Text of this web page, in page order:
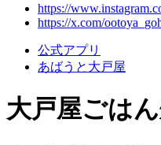
https://
https://x.com/
公式アプリ
あばうと大戸屋
大戸屋ごは